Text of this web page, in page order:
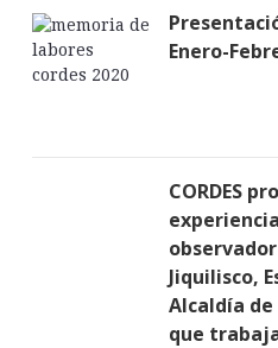
Enero-
CORDES
Jiquilisco,
Alcaldía
que